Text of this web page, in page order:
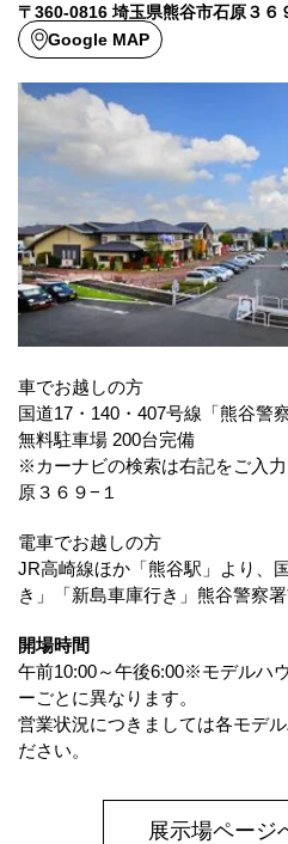
〒360-0816 埼玉県熊谷市石原３６
Google MAP
車でお越しの方
国道17・140・407号線「熊谷警
無料駐車場 200台完備
※カーナビの検索は右記をご入
原３６９−１
電車でお越しの方
JR高崎線ほか「熊谷駅」より、
き」「新島車庫行き」熊谷警察署
開場時間
午前10:00～午後6:00※モデルハ
ーごとに異なります。
営業状況につきましては各モデ
ださい。
展示場ページ